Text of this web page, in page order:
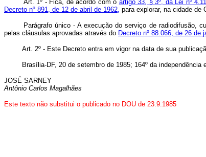
Art. 1º - Fica, de acordo com o artigo 33, § 3º, da Lei nº
Decreto nº 891, de 12 de abril de 1962, para explorar, na cidade de
Parágrafo único - A execução do serviço de radiodifusão,
pelas cláusulas aprovadas através do Decreto nº 88.066, de 26 de
Art. 2º - Este Decreto entra em vigor na data de sua
Brasília-DF, 20 de setembro de 1985; 164º da independência
JOSÉ SARNEY
Antônio Carlos Magalhães
Este texto não substitui o publicado no DOU de 23.9.1985